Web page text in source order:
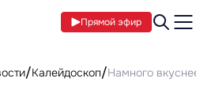
Прямой эфир
Калейдоскоп Намного вкуснее.